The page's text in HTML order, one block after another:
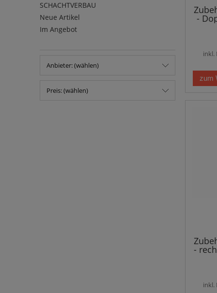
SCHACHTVERBAU
Neue Artikel
Im Angebot
Anbieter: (wählen)
Preis: (wählen)
-
inkl.
zum
-
inkl.